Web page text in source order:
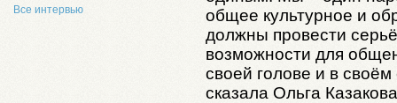
Все интервью
общее культурное и
должны провести
возможности для
своей голове и в
сказала Ольга